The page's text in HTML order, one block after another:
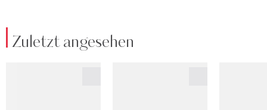
Zuletzt angesehen